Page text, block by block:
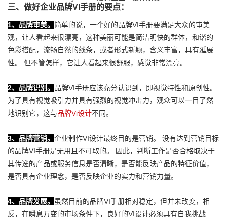
三、做好企业品牌VI手册的要点：
1、品牌审美。 简单的说，一个好的品牌VI手册要满足大众的审美
观，让人看起来很漂亮，这种美丽可能是简洁明快的群体，和谐的
色彩搭配，流畅自然的线条，或者形式新颖，含义丰富，具有延展
性。 但不管怎样，它让人看起来很舒服，感觉非常漂亮。
2、品牌识别。 品牌VI手册应该充分认识到，即视觉特性和原创性。
为了具有视觉吸引力并具有强烈的视觉冲击力，观众可以一目了然
地识别它，这与品牌Vi设计不同。
3、品牌营销。 企业制作VI设计最终目的是营销。 没有达到营销目标
的品牌VI手册是无用且不可取的。 因此，判断工作是否合格取决于
其传递的产品或服务信息是否清晰，是否能反映产品的特征价值，
是否具有企业理念，是否反映企业的实力和营销力量。
4、品牌发展。
虽然目前的品牌VI手册相对稳定，但并未改变，相
反，在瞬息万变的市场条件下，良好的VI设计必须具有自我挑战